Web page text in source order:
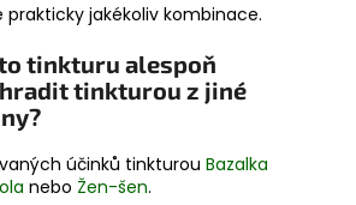
prakticky jakékoliv kombinace.
tinkturu alespoň
tinkturou z jiné
účinků tinkturou Bazalka
nebo Žen-šen.